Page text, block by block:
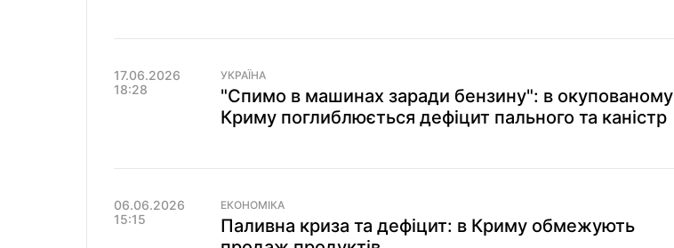
17.06.2026
18:28
УКРАЇНА
"Спимо в машинах заради бензину": в окупованому
Криму поглиблюється дефіцит пального та каністр
06.06.2026
15:15
ЕКОНОМІКА
Паливна криза та дефіцит: в Криму обмежують